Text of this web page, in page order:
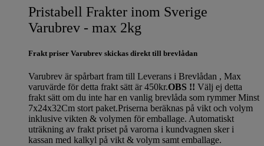
Pristabell Frakter inom Sverige
Varubrev - max 2kg
Frakt priser Varubrev skickas direkt till brevlådan
Varubrev är spårbart fram till Leverans i Brevlådan , Max
varuvärde för detta frakt sätt är 450kr.OBS !! Välj ej detta
frakt sätt om du inte har en vanlig brevlåda som rymmer Minst
7x24x32Cm stort paket.Priserna beräknas på vikt och volym
inklusive vikten & volymen för emballage. Automatiskt
uträkning av frakt priset på varorna i kundvagnen sker i
kassan med kalkyl på vikt & volym samt emballage.